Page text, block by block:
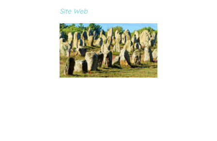
Site Web